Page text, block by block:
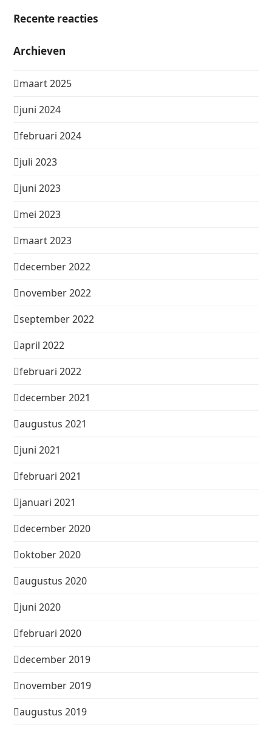
Recente reacties
Archieven
maart 2025
juni 2024
februari 2024
juli 2023
juni 2023
mei 2023
maart 2023
december 2022
november 2022
september 2022
april 2022
februari 2022
december 2021
augustus 2021
juni 2021
februari 2021
januari 2021
december 2020
oktober 2020
augustus 2020
juni 2020
februari 2020
december 2019
november 2019
augustus 2019